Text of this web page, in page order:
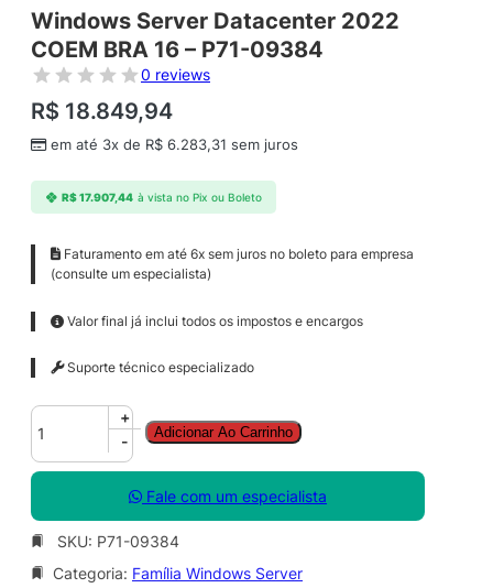
Windows Server Datacenter 2022
COEM BRA 16 – P71-09384
0 reviews
R$ 18.849,94
em até 3x de R$ 6.283,31 sem juros
R$17.907,44 à vista no Pix ou Boleto
Faturamento em até 6x sem juros no boleto para empresa
(consulte um especialista)
Valor final já inclui todos os impostos e encargos
Suporte técnico especializado
W
n
d
w
S
+
-
Adicionar Ao Carrinho
Fale com um especialista
SKU: P71-09384
Categoria: Família Windows Server